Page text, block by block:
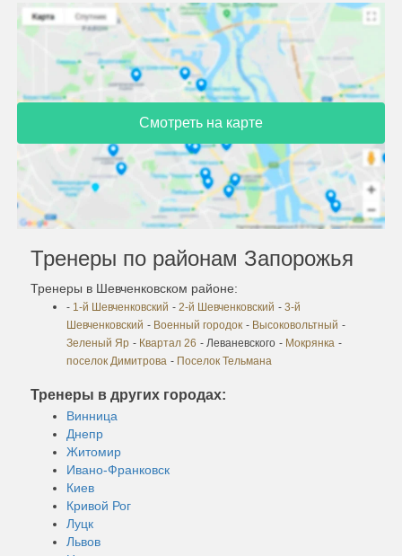
Смотреть на карте
Тренеры по районам Запорожья
Тренеры в Шевченковском районе:
- 1-й Шевченковский - 2-й Шевченковский - 3-й
Шевченковский - Военный городок - Высоковольтный -
Зеленый Яр - Квартал 26 - Леваневского - Мокрянка -
поселок Димитрова - Поселок Тельмана
Тренеры в других городах:
Винница
Днепр
Житомир
Ивано-Франковск
Киев
Кривой Рог
Луцк
Львов